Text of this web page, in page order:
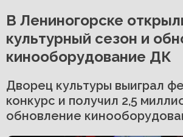
В Лениногорске
культурный сезон и
кинооборудование ДК
Дворец культуры выиграл
конкурс и получил 2,5
обновление